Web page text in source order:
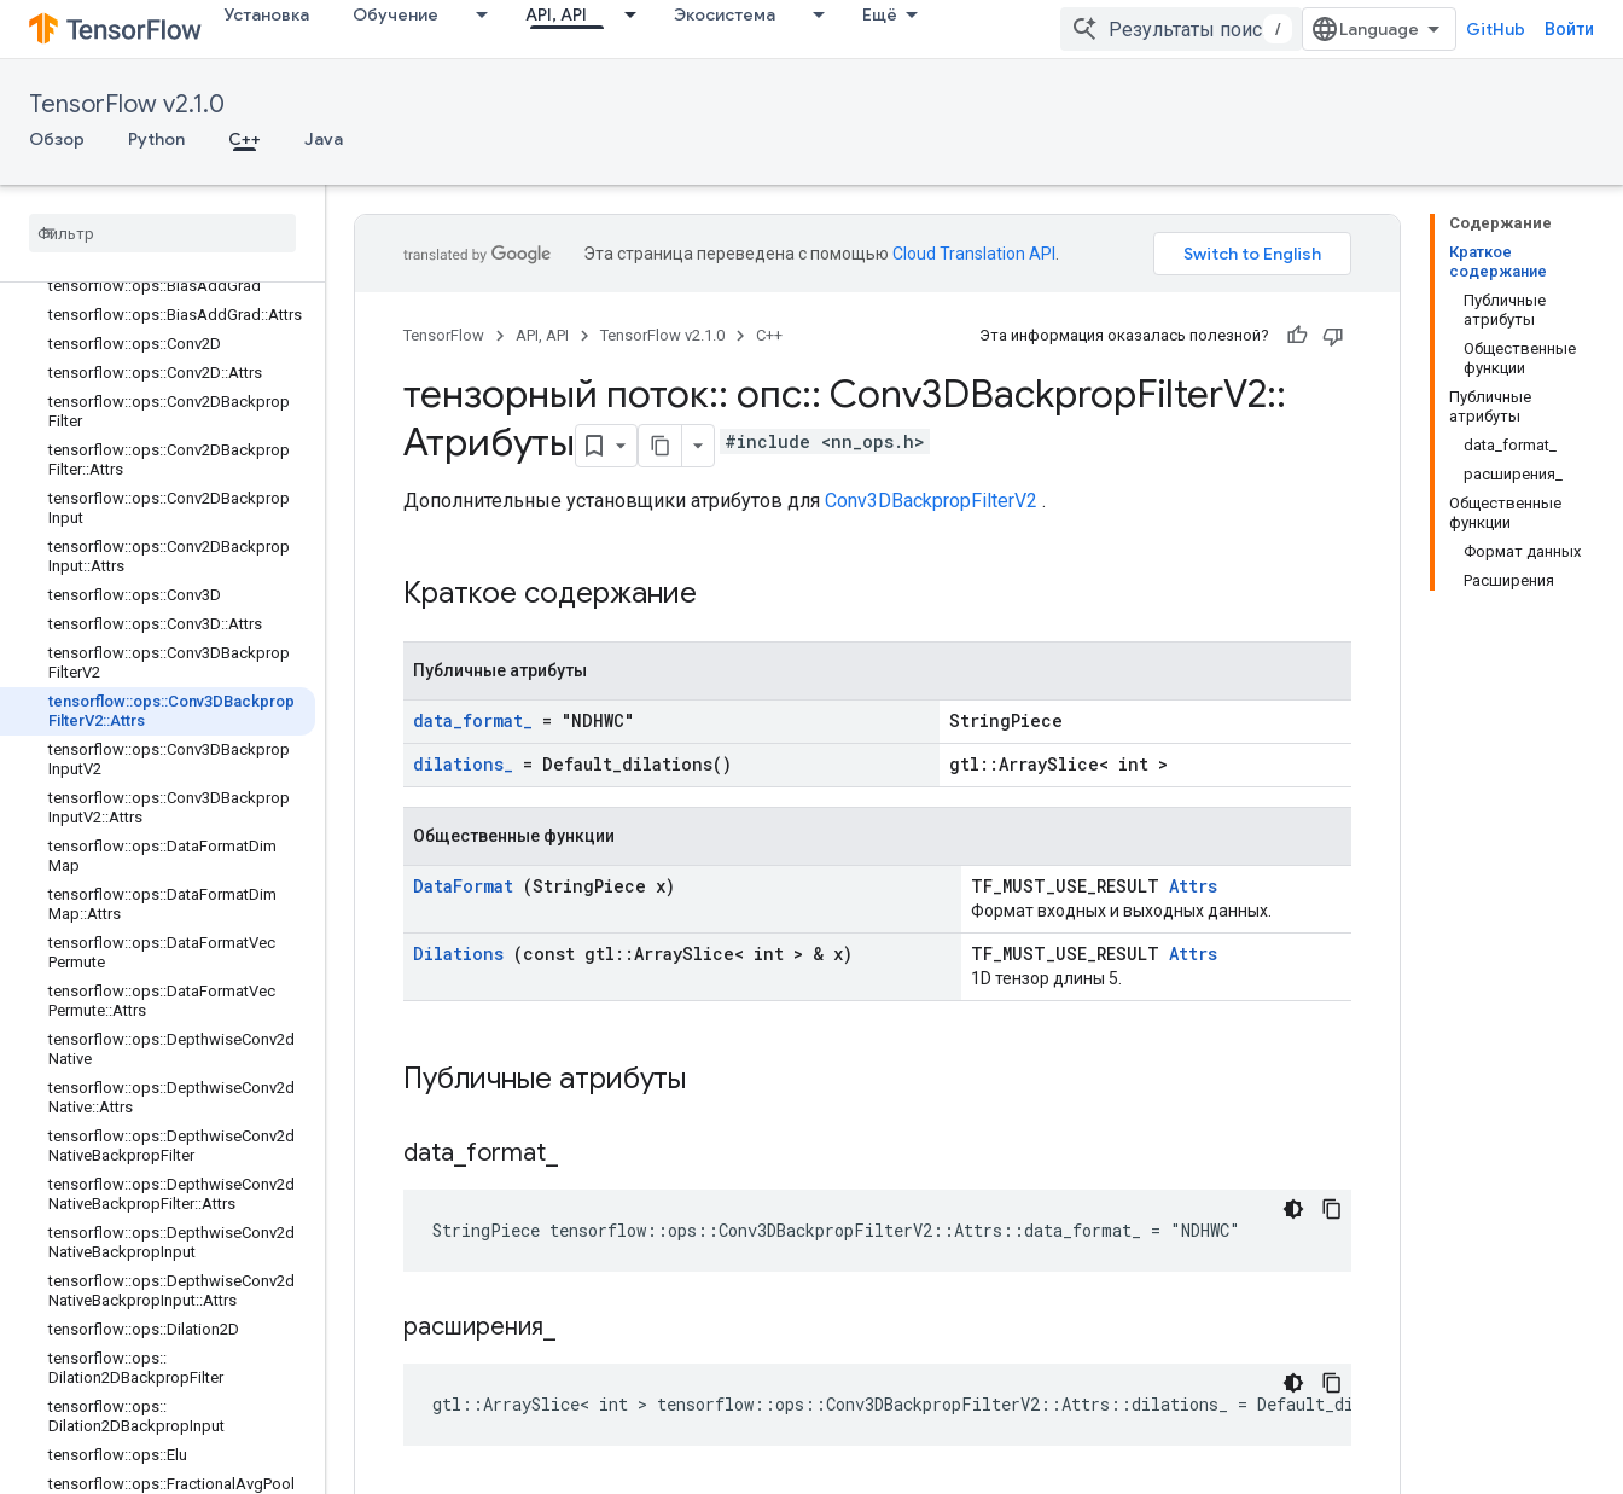
Установка Обучение API, API Экосистема Ещё
/ GitHub Войти
TensorFlow v2.1.0
Обзор Python C++ Java
tensorflow::ops::AvgPool
tensorflow::ops::AvgPool::Attrs
tensorflow::ops::AvgPool3D
tensorflow::ops::AvgPool3DGrad
tensorflow
tensorflow::ops::BiasAddGrad
tensorflow::ops::BiasAddGrad ::Attrs
tensorflow::ops::Conv2D
tensorflow::ops::Conv2D::Attrs
tensorflow::ops::Conv2DBackprop
Filter
tensorflow::ops::Conv2DBackprop
Filter::Attrs
tensorflow::ops::Conv2DBackprop
Input
tensorflow::ops::Conv2DBackprop
Input::Attrs
tensorflow::ops::Conv3D
tensorflow::ops::Conv3D::Attrs
tensorflow::ops::Conv3DBackprop
FilterV2
tensorflow::ops::Conv3DBackprop
FilterV2::Attrs
tensorflow::ops::Conv3DBackprop
InputV2
tensorflow::ops::Conv3DBackprop
InputV2::Attrs
tensorflow::ops::DataFormatDim
Map
tensorflow::ops::DataFormatDim
Map::Attrs
tensorflow::ops::DataFormatVec
Permute
tensorflow::ops::DataFormatVec
Permute::Attrs
tensorflow::ops::DepthwiseConv2d
Native
tensorflow::ops::DepthwiseConv2d
Native::Attrs
tensorflow::ops::DepthwiseConv2d
NativeBackpropFilter
tensorflow::ops::DepthwiseConv2d
NativeBackpropFilter::Attrs
tensorflow::ops::DepthwiseConv2d
NativeBackpropInput
tensorflow::ops::DepthwiseConv2d
NativeBackpropInput::Attrs
tensorflow::ops::Dilation2D
tensorflow::ops::
Dilation2DBackpropFilter
tensorflow::ops::
Dilation2DBackpropInput
tensorflow::ops::Elu
tensorflow::ops::Fractional AvgPool
Содержание
Краткое
содержание
Публичные
атрибуты
Общественные
функции
Публичные
атрибуты
data_format_
расширения_
Общественные
функции
Формат данных
Расширения
Эта страница переведена с помощью Cloud Translation API
TensorFlow API, API TensorFlow v2.1.0 C++ Эта информация оказалась полезной?
тензорный поток:: опс:: Conv3DBackpropFilterV2::
Атрибуты
#include <nn_ops.h>
Дополнительные установщики атрибутов для Conv3DBackpropFilterV2 .
Краткое содержание
Публичные атрибуты
data_format_ = "NDHWC"
StringPiece
dilations_ = Default_dilations( ) gtl::ArraySlice< int >
Общественные функции
DataFormat (StringPiece x) TF_MUST_USE_RESULT Attrs
Формат входных и выходных данных.
Dilations (const gtl ::ArraySlice< int > & x) TF_MUST_USE_RESULT Attrs
1D тензор длины 5.
Публичные атрибуты
data format
StringPiece tensorflow::ops::Conv3DBackpropFilterV2::Attrs::data_format_ = "NDHWC"
расширения
gtl::ArraySlice< int > tensorflow::ops::Conv3DBackpropFilterV2::Attrs::dilations_ = Default_dilations()